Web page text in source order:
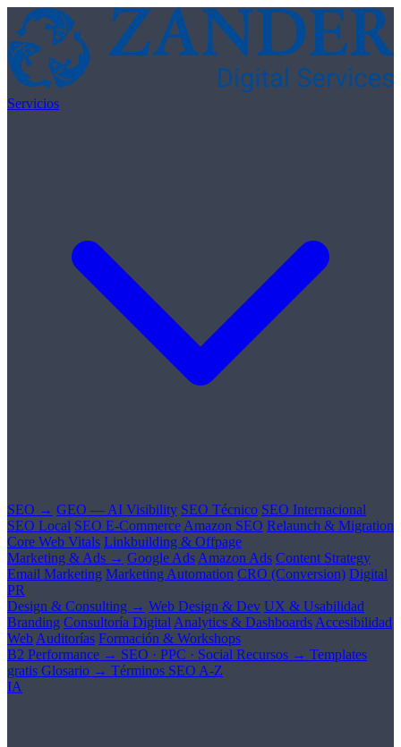
Skip to content
Servicios
SEO → GEO — AI Visibility SEO Técnico SEO Internacional
SEO Local SEO E-Commerce Amazon SEO Relaunch & Migration
Core Web Vitals Linkbuilding & Offpage
Marketing & Ads → Google Ads Amazon Ads Content Strategy
Email Marketing Marketing Automation CRO (Conversion) Digital
PR
Design & Consulting → Web Design & Dev UX & Usabilidad
Branding Consultoría Digital Analytics & Dashboards Accesibilidad
Web Auditorías Formación & Workshops
B2 Performance → SEO · PPC · Social Recursos → Templates
gratis Glosario → Términos SEO A-Z
IA